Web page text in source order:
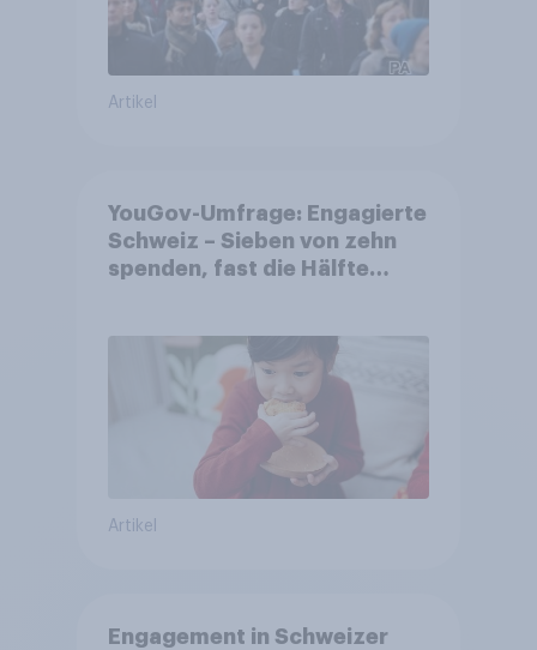
Artikel
YouGov-Umfrage: Engagierte
Schweiz – Sieben von zehn
spenden, fast die Hälfte
Artikel
Engagement in Schweizer